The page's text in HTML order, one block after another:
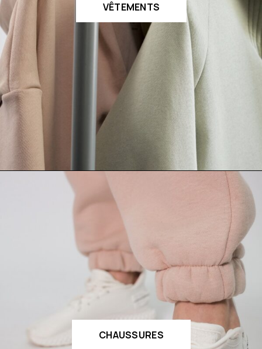
VÊTEMENTS
CHAUSSURES